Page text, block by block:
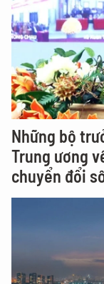
Những bộ
Trung ương
chuyển đổi